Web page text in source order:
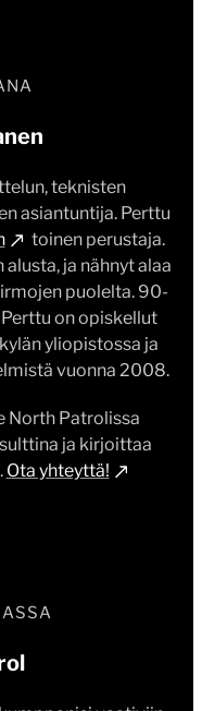
teknisten
asiantuntija. Perttu
toinen perustaja.
ja nähnyt alaa
puolelta. 90-
on opiskellut
yliopistossa ja
vuonna 2008.
North Patrolissa
ja kirjoittaa
Ota yhteyttä!